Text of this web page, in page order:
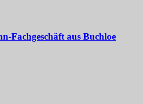
Fachgeschäft aus Buchloe